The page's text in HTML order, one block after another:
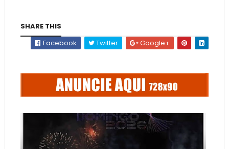
SHARE THIS
Facebook
Twitter Google+